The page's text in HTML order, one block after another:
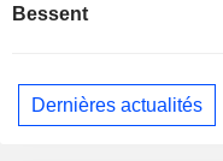
Bessent
Dernières actualités